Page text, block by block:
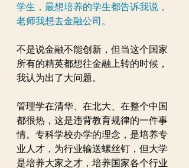
学生，最想培养的学生都告诉我说，
老师我想去金融公司。
不是说金融不能创新，但当这个国家
所有的精英都想往金融上转的时候，
我认为出了大问题。
管理学在清华、在北大、在整个中国
都很热，这是违背教育规律的一件事
情。专科学校办学的理念，是培养专
业人才，为行业输送螺丝钉，但大学
是培养大家之才，培养国家各个行业